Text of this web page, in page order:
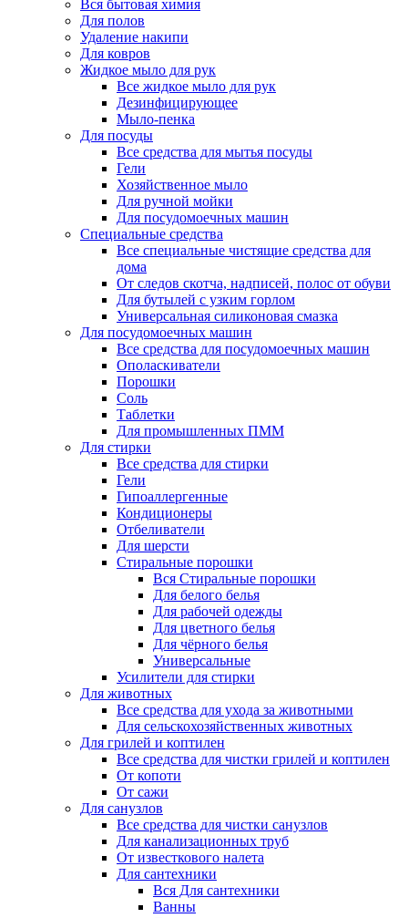
Вся бытовая химия
Для полов
Удаление накипи
Для ковров
Жидкое мыло для рук
Все жидкое мыло для рук
Дезинфицирующее
Мыло-пенка
Для посуды
Все средства для мытья посуды
Гели
Хозяйственное мыло
Для ручной мойки
Для посудомоечных машин
Специальные средства
Все специальные чистящие средства для
дома
От следов скотча, надписей, полос от обуви
Для бутылей с узким горлом
Универсальная силиконовая смазка
Для посудомоечных машин
Все средства для посудомоечных машин
Ополаскиватели
Порошки
Соль
Таблетки
Для промышленных ПММ
Для стирки
Все средства для стирки
Гели
Гипоаллергенные
Кондиционеры
Отбеливатели
Для шерсти
Стиральные порошки
Вся Стиральные порошки
Для белого белья
Для рабочей одежды
Для цветного белья
Для чёрного белья
Универсальные
Усилители для стирки
Для животных
Все средства для ухода за животными
Для сельскохозяйственных животных
Для грилей и коптилен
Все средства для чистки грилей и коптилен
От копоти
От сажи
Для санузлов
Все средства для чистки санузлов
Для канализационных труб
От известкового налета
Для сантехники
Вся Для сантехники
Ванны